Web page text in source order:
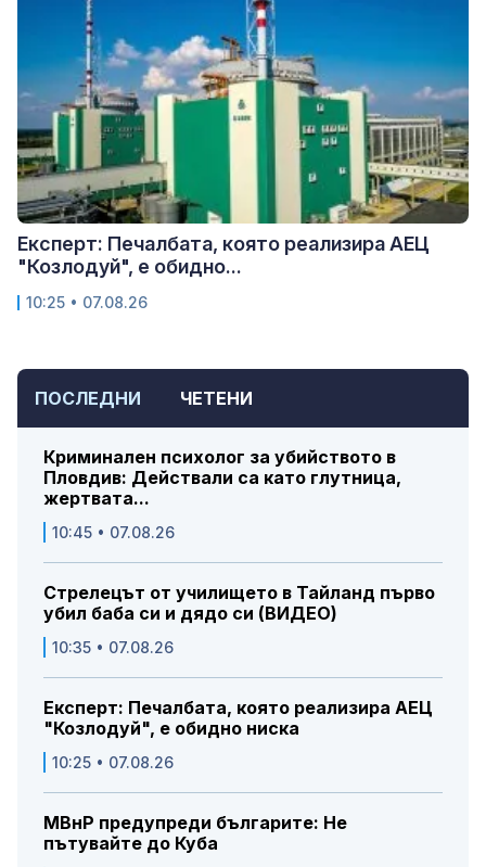
ПОСЛЕДНИ ЧЕТЕНИ
Криминален психолог за убийството в
Пловдив: Действали са като глутница,
жертвата...
10:45 • 07.08.26
Стрелецът от училището в Тайланд първо
убил баба си и дядо си (ВИДЕО)
10:35 • 07.08.26
Експерт: Печалбата, която реализира АЕЦ
"Козлодуй", е обидно ниска
10:25 • 07.08.26
МВнР предупреди българите: Не
пътувайте до Куба
Експерт: Печалбата, която реализира АЕЦ
"Козлодуй", е обидно...
10:25 • 07.08.26